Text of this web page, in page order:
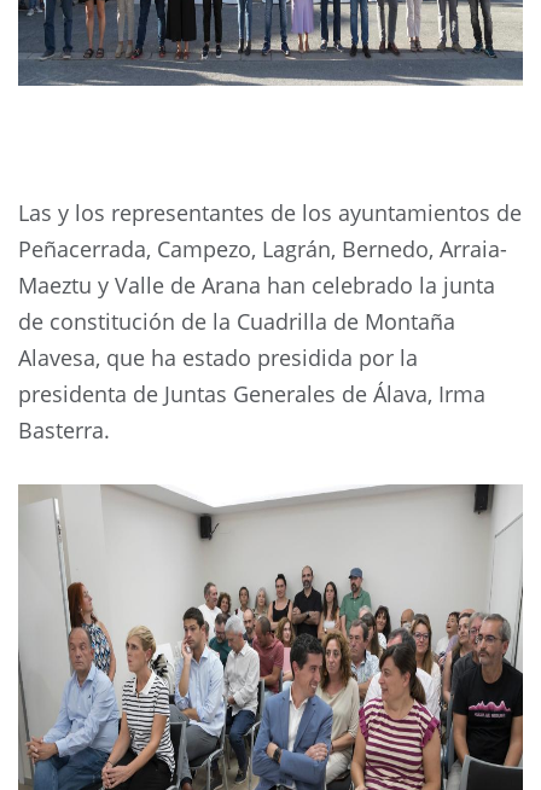
Las y los representantes de los ayuntamientos de
Peñacerrada, Campezo, Lagrán, Bernedo, Arraia-
Maeztu y Valle de Arana han celebrado la junta
de constitución de la Cuadrilla de Montaña
Alavesa, que ha estado presidida por la
presidenta de Juntas Generales de Álava, Irma
Basterra.